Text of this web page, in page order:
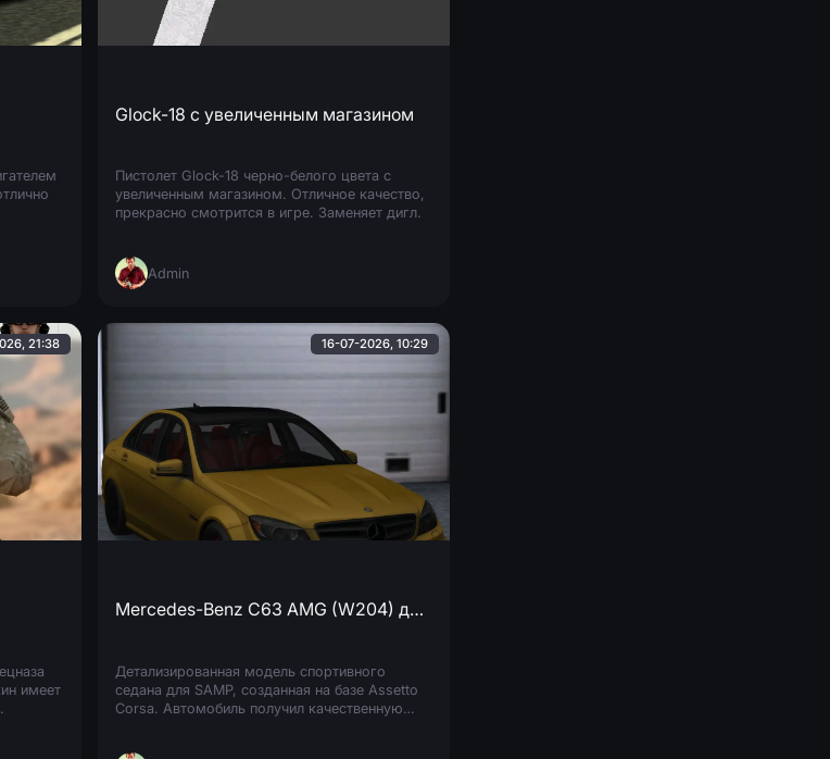
Glock-18 с увеличенным магазином
Пистолет Glock-18 черно-белого цвета с
увеличенным магазином. Отличное качество,
прекрасно смотрится в игре. Заменяет дигл.
Admin
21:38
имеет
16-07-2026, 10:29
Mercedes-Benz C63 AMG (W204) дорестайлинг
Детализированная модель спортивного
седана для SAMP, созданная на базе Assetto
Corsa. Автомобиль получил качественную